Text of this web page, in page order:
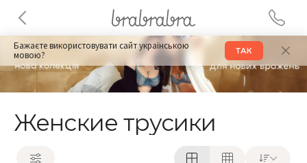
Бажаєте використовувати сайт українською
мовою?
ТАК
Женские трусики